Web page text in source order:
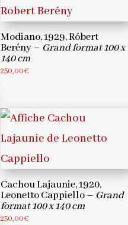
Modiano, 1929, Róbert
Berény – Grand format 100 x
140 cm
250,00€
Cachou Lajaunie, 1920,
Leonetto Cappiello – Grand
format 100 x 140 cm
250,00€